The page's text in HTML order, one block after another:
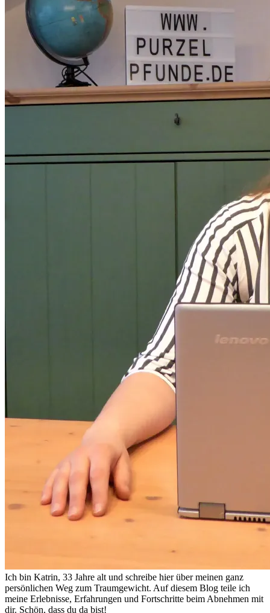
Ich bin Katrin, 33 Jahre alt und schreibe hier über meinen ganz
persönlichen Weg zum Traumgewicht. Auf diesem Blog teile ich
meine Erlebnisse, Erfahrungen und Fortschritte beim Abnehmen mit
dir. Schön, dass du da bist!